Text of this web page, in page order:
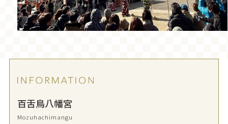
百舌鳥八幡宮
Mozuhachimangu